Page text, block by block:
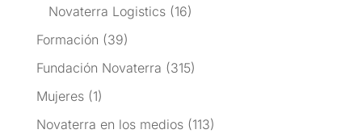
Novaterra Logistics(16)
Formación (39)
Fundación Novaterra (315)
Mujeres(1)
Novaterra en los medios(113)